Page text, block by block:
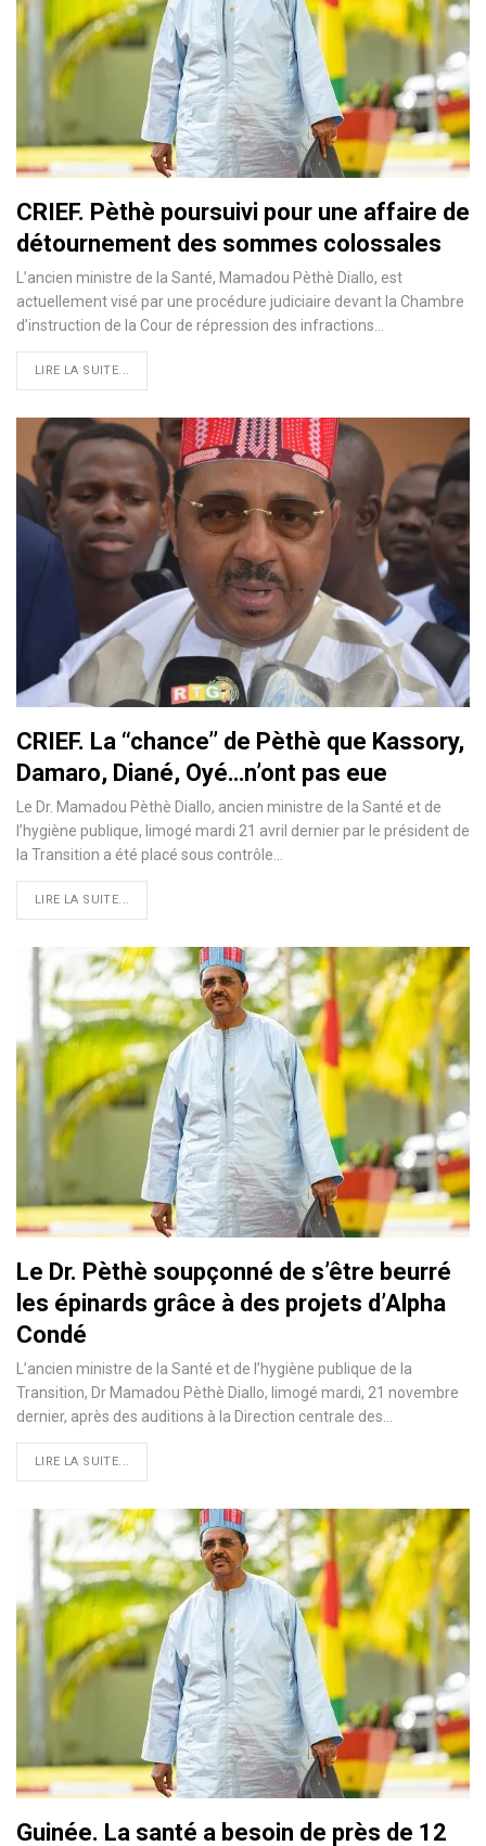
CRIEF. Pèthè poursuivi pour une affaire de
détournement des sommes colossales
L’ancien ministre de la Santé, Mamadou Pèthè Diallo, est
actuellement visé par une procédure judiciaire devant la Chambre
d’instruction de la Cour de répression des infractions…
LIRE LA SUITE...
CRIEF. La ‘‘chance’’ de Pèthè que Kassory,
Damaro, Diané, Oyé…n’ont pas eue
Le Dr. Mamadou Pèthè Diallo, ancien ministre de la Santé et de
l’hygiène publique, limogé mardi 21 avril dernier par le président de
la Transition a été placé sous contrôle…
LIRE LA SUITE...
Le Dr. Pèthè soupçonné de s’être beurré
les épinards grâce à des projets d’Alpha
Condé
L’ancien ministre de la Santé et de l’hygiène publique de la
Transition, Dr Mamadou Pèthè Diallo, limogé mardi, 21 novembre
dernier, après des auditions à la Direction centrale des…
LIRE LA SUITE...
Guinée. La santé a besoin de près de 12